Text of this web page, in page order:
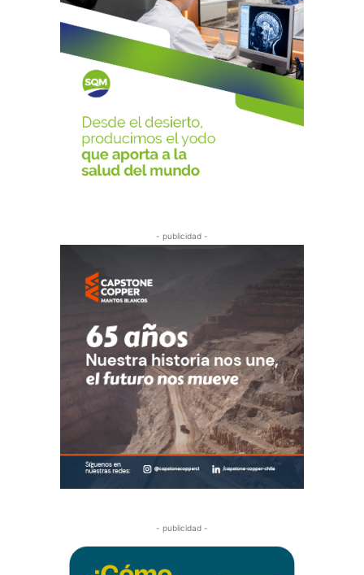
- publicidad -
- publicidad -